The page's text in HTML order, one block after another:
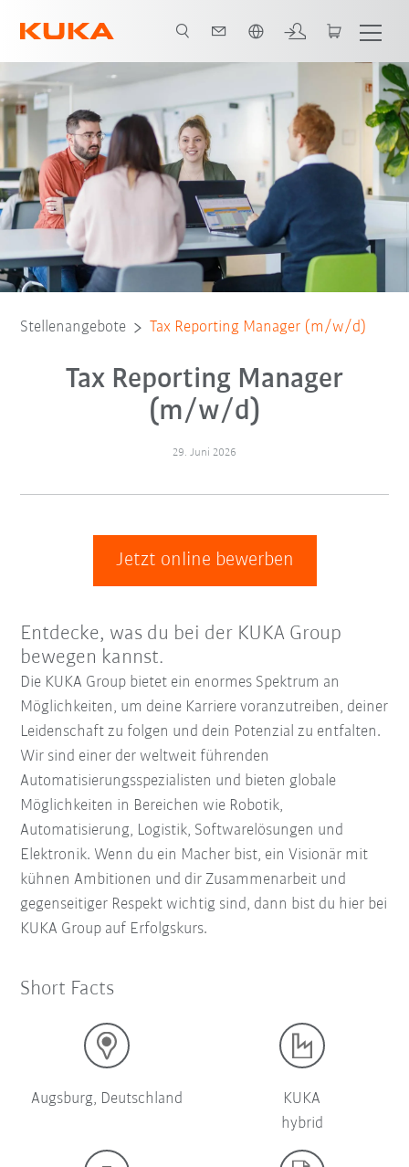
Stellenangebote Tax Reporting Manager (m/w/d)
Tax Reporting Manager
(m/w/d)
29. Juni 2026
Jetzt online bewerben
Entdecke, was du bei der KUKA Group
bewegen kannst.
Die KUKA Group bietet ein enormes Spektrum an
Möglichkeiten, um deine Karriere voranzutreiben, deiner
Leidenschaft zu folgen und dein Potenzial zu entfalten.
Wir sind einer der weltweit führenden
Automatisierungsspezialisten und bieten globale
Möglichkeiten in Bereichen wie Robotik,
Automatisierung, Logistik, Softwarelösungen und
Elektronik. Wenn du ein Macher bist, ein Visionär mit
kühnen Ambitionen und dir Zusammenarbeit und
gegenseitiger Respekt wichtig sind, dann bist du hier bei
KUKA Group auf Erfolgskurs.
Short Facts
Augsburg, Deutschland
KUKA
hybrid